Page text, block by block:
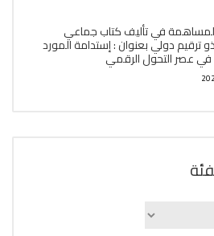
في تأليف كتاب جماعي
ترقيم دولي بعنوان : إستدامة المورد
في عصر التحول الرقمي